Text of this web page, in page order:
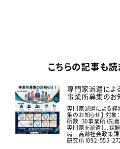
こちらの記事も読
専門家派遣によ
事業所募集のお
専門家派遣による経
集のお知らせ】 対
所数：30事業所（先
専門家を派遣し、課
局 高齢社会政策課
研究所（092-555-